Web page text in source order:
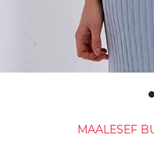
MAALESEF